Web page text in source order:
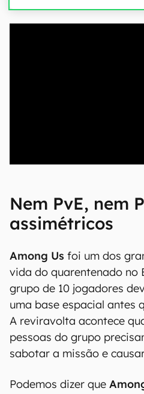
Nem PvE, nem
assimétricos
Among Us foi um dos
vida do quarentenado no
grupo de 10 jogadores
uma base espacial antes
A reviravolta acontece
pessoas do grupo
sabotar a missão e
Podemos dizer que